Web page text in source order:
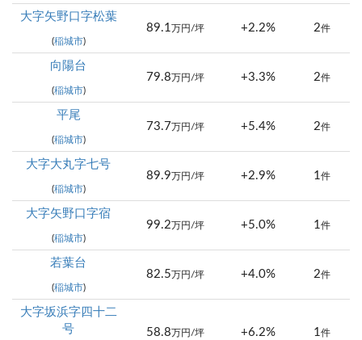
大字矢野口字松葉
(稲城市)
89.1 万円/坪 +2.2% 2件
向陽台
(稲城市)
79.8 万円/坪 +3.3% 2件
平尾
(稲城市)
73.7 万円/坪 +5.4% 2件
大字大丸字七号
(稲城市)
89.9 万円/坪 +2.9% 1件
大字矢野口字宿
(稲城市)
99.2 万円/坪 +5.0% 1件
若葉台
(稲城市)
82.5 万円/坪 +4.0% 2件
大字坂浜字四十二
号
58.8 万円/坪 +6.2% 1件